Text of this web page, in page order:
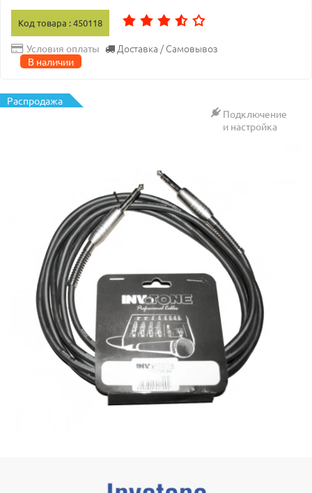
Код товара : 450118
Условия оплаты Доставка / Самовывоз
В наличии
Распродажа
Подключение
и настройка